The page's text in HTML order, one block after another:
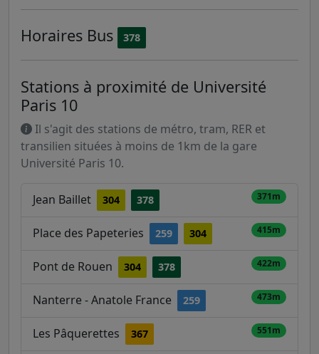
Horaires Bus 378
Stations à proximité de Université
Paris 10
Il s'agit des stations de métro, tram, RER et
transilien situées à moins de 1km de la gare
Université Paris 10.
Jean Baillet 304 378 371m
Place des Papeteries 259 304 415m
Pont de Rouen 304 378 422m
Nanterre - Anatole France 259 473m
Les Pâquerettes 367 551m